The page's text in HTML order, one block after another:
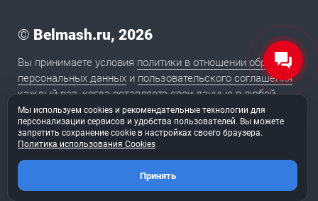
© Belmash.ru, 2026
Вы принимаете условия политики в отношении обработки
персональных данных и пользовательского соглашения
каждый раз, когда оставляете свои данные в любой
форме обратной связи на сайте BELMASH.RU
Сайт сделан в студии «ТуФингерс
Мы используем cookies и рекомендательные технологии для
персонализации сервисов и удобства пользователей. Вы можете
запретить сохранение cookie в настройках своего браузера.
Политика использования Cookies
Принять